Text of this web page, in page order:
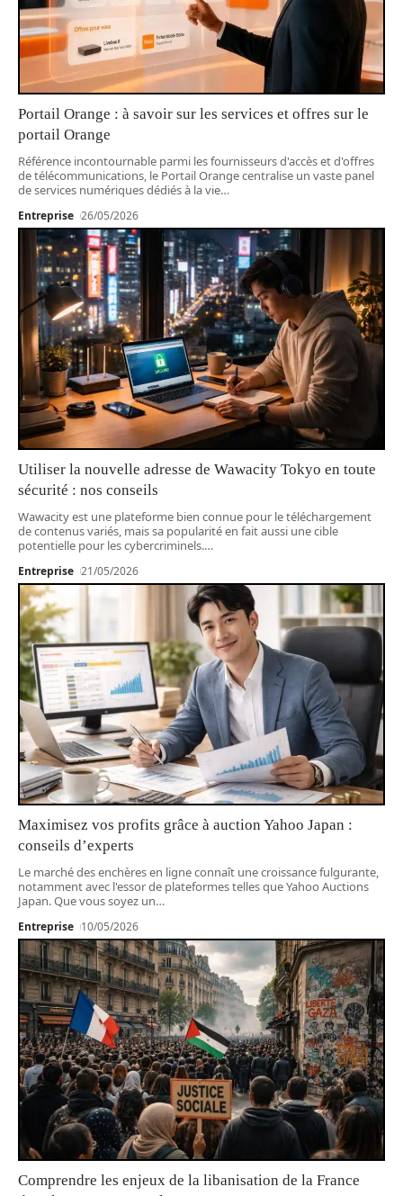
Portail Orange : à savoir sur les services et offres sur le
portail Orange
Référence incontournable parmi les fournisseurs d'accès et d'offres
de télécommunications, le Portail Orange centralise un vaste panel
de services numériques dédiés à la vie…
Entreprise 26/05/2026
Utiliser la nouvelle adresse de Wawacity Tokyo en toute
sécurité : nos conseils
Wawacity est une plateforme bien connue pour le téléchargement
de contenus variés, mais sa popularité en fait aussi une cible
potentielle pour les cybercriminels.…
Entreprise 21/05/2026
Maximisez vos profits grâce à auction Yahoo Japan :
conseils d’experts
Le marché des enchères en ligne connaît une croissance fulgurante,
notamment avec l'essor de plateformes telles que Yahoo Auctions
Japan. Que vous soyez un…
Entreprise 10/05/2026
Comprendre les enjeux de la libanisation de la France